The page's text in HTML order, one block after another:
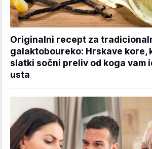
Originalni recept za
galaktoboureko: Hrskave kore,
slatki sočni preliv od koga vam
usta